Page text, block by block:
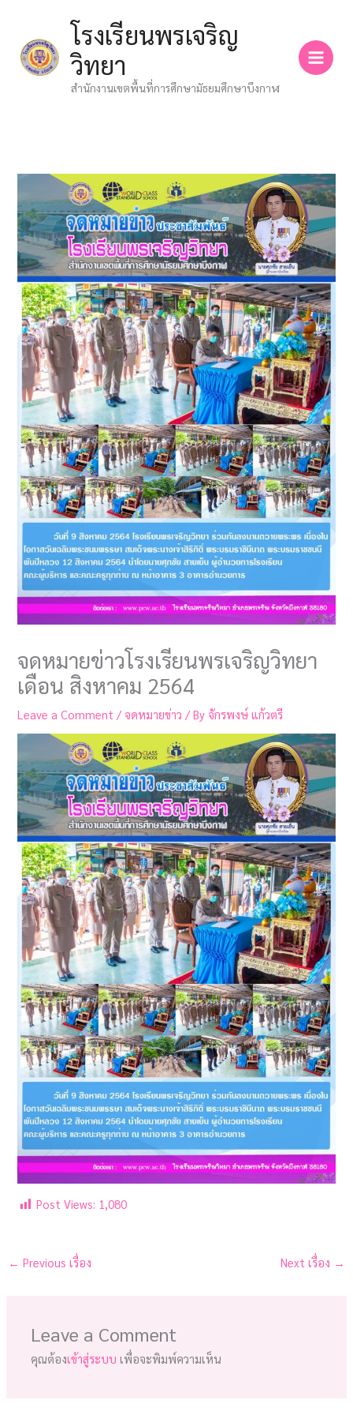
content
โรงเรียนพรเจริญ
วิทยา
สำนักงานเขตพื้นที่การศึกษามัธยมศึกษาบึงกาฬ
จดหมายข่าวโรงเรียนพรเจริญวิทยา
เดือน สิงหาคม 2564
Leave a Comment / จดหมายข่าว / By จักรพงษ์ แก้วตรี
Post Views: 1,080
← Previous เรื่อง Next เรื่อง →
Leave a Comment
คุณต้องเข้าสู่ระบบ เพื่อจะพิมพ์ความเห็น